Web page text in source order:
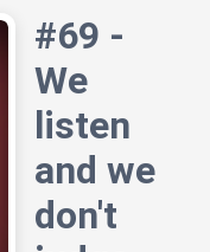
#69 -
We
listen
and we
don't